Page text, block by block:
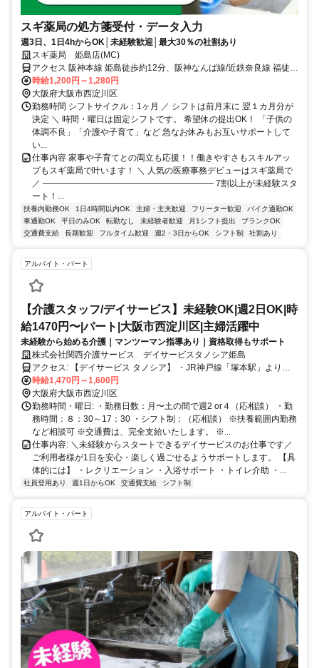
スギ薬局の処方箋受付・データ入力
週3日、1日4hからOK│未経験歓迎│最大30％の社割あり
スギ薬局 姫島店(MC)
アクセス 阪神本線 姫島徒歩約12分、阪神なんば線/近鉄奈良線 福徒歩
約11分、阪神本線 千船徒歩約13分
時給1,200円～1,280円
大阪府大阪市西淀川区
勤務時間 シフトサイクル：1ヶ月 ／ シフトは前月末に 翌１カ月分が
決定 ＼ 時間・曜日は固定シフトです。 希望休の提出OK！ 「子供の
体調不良」「介護や子育て」など 急なお休みもお互いサポートして
い...
仕事内容 家事や子育てとの両立も応援！！働きやすさもスキルアッ
プもスギ薬局で叶います！ ＼ 人気の医療事務デビューはスギ薬局で
／ ―――――――――――――――――――― 7割以上が未経験スタ
ート！...
扶養内勤務OK 1日4時間以内OK 主婦・主夫歓迎 フリーター歓迎
バイク通勤OK
車通勤OK
平日のみOK 転勤なし 未経験者歓迎 月1シフト提出
ブランクOK
交通費支給
長期歓迎 フルタイム歓迎 週2・3日からOK シフト制 社割あり
アルバイト・パート
【介護スタッフ/デイサービス】未経験OK|週2日OK|時
給1470円〜|パート|大阪市西淀川区|主婦活躍中
未経験から始める介護｜マンツーマン指導あり｜資格取得もサポート
株式会社関西介護サービス デイサービスタノシア姫島
アクセス: 【デイサービス タノシア】 ・JR神戸線「塚本駅」より徒
歩5分 【デイサービス タノシア姫里】 ・阪神本線「姫島駅」より徒
歩4分 【デイサービス タノシア姫島】 ・阪神本線「姫島駅」より徒
歩4分 【通勤について】 ・すべて駅チカ（徒歩4〜5分） ・自転車／
バイク通勤OK ・交通費全額支給 【通いやすいエリア】 西淀川区／淀
川区／尼崎市などから通勤しているスタッフ多数 「家から近い」
「通いやすい」で選ばれています
時給1,470円～1,600円
大阪府大阪市西淀川区
勤務時間・曜日: ・勤務日数：月〜土の間で週2 or４（応相談） ・勤
務時間：８：30～17：30 ・シフト制：（応相談） ※扶養範囲内勤務
など相談可 ※交通費は、完全支給いたします。 ※...
仕事内容: ＼未経験からスタートできるデイサービスのお仕事です／
ご利用者様が1日を安心・楽しく過ごせるようサポートします。 【具
体的には】 ・レクリエーション ・入浴サポート ・トイレ介助 ・...
社員登用あり 週1日からOK 交通費支給 シフト制
アルバイト・パート